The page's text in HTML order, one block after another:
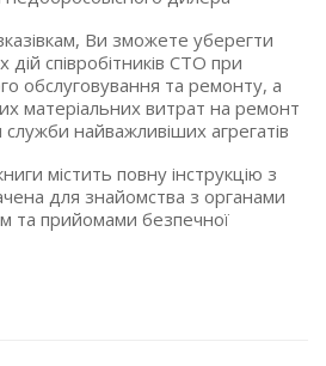
Ви зможете уберегти
співробітників СТО при
обслуговування та ремонту, а
матеріальних витрат на ремонт
найважливіших агрегатів
містить повну інструкцію з
для знайомства з органами
та прийомами безпечної